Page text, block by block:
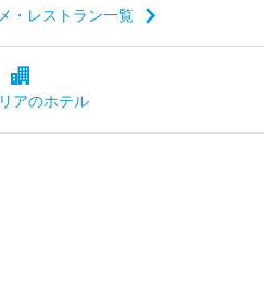
・レストラン一覧
アのホテル